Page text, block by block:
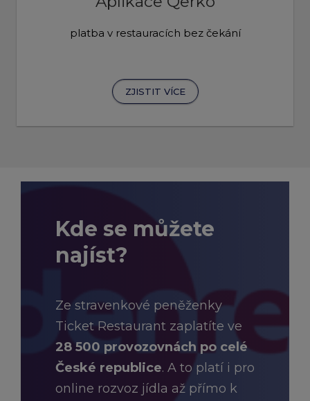
platba v restauracích bez čekání
ZJISTIT VÍCE
Kde se můžete
najíst?
Ze stravenkové peněženky
Ticket Restaurant zaplatíte ve
28 500 provozovnách po celé
České republice. A to platí i pro
online rozvoz jídla až přímo k